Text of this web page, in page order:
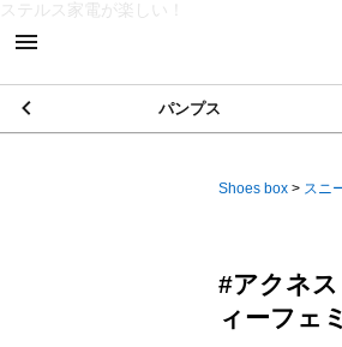
ステルス家電が楽しい！
パンプス
Shoes box > スニ
#アクネ
ィーフェ